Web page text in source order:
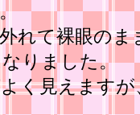
れて裸眼の
りました。
く見えます